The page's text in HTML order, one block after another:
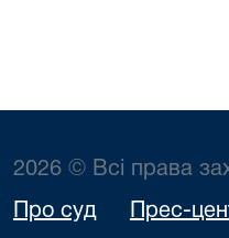
2026 © Всі права
Про суд Прес-